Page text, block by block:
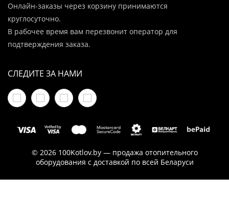
Онлайн-заказы через корзину принимаются
круглосуточно.
В рабочее время вам перезвонит оператор для
подтверждения заказа.
СЛЕДИТЕ ЗА НАМИ
© 2026 100Kotlov.by — продажа отопительного
оборудования с доставкой по всей Беларуси